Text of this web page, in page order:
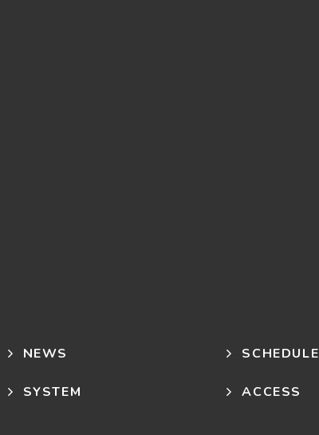
NEWS SCHEDULE
SYSTEM ACCESS